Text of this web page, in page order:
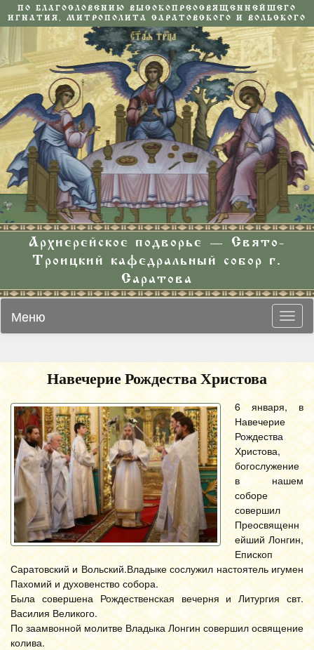
ПО БЛАГОСЛОВЕНИЮ ВЫСОКОПРЕОСВЯЩЕННЕЙШЕГО
ИГНАТИЯ, МИТРОПОЛИТА САРАТОВСКОГО И ВОЛЬСКОГО
Архиерейское подворье — Свято-
Троицкий кафедральный собор г.
Саратова
Меню
Навечерие Рождества Христова
6 января, в
Навечерие
Рождества
Христова,
богослужение
в нашем
соборе
совершил
Преосвященн
ейший Лонгин,
Епископ
Саратовский и Вольский.Владыке сослужил настоятель игумен
Пахомий и духовенство собора.
Была совершена Рождественская вечерня и Литургия свт.
Василия Великого.
По заамвонной молитве Владыка Лонгин совершил освящение
колива.